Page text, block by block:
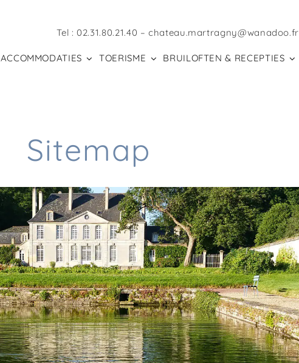
Tel :02.31.80.21.40 – chateau.martragny@wanadoo.fr
ACCOMMODATIES TOERISME BRUILOFTEN & RECEPTIES
Sitemap